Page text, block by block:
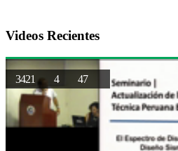
Videos Recientes
34214 47